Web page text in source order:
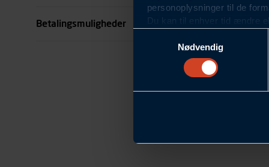
personoplysninger til de
Du kan til enhver tid ændre
Statistikcookies
Carl Ras anvender
hjemmeside og apps,
færden på siderne,
informationer om
hjemmesiden ser ud eller
Nødvendig
Betalingsmuligheder